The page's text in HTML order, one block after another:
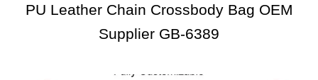
PU Leather Chain Crossbody Bag OEM
Supplier GB-6389